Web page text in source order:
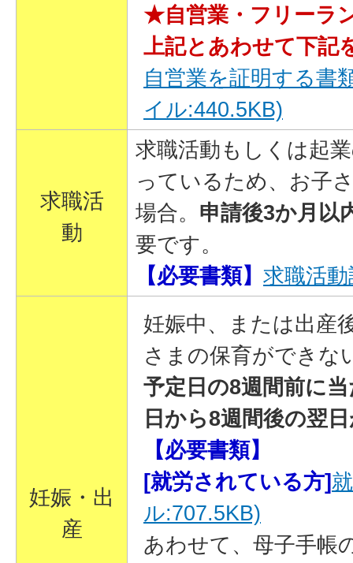
★自営業・フリーラ
上記とあわせて下記
自営業を証明する書
イル:440.5KB)
求職活
動
求職活動もしくは起
っているため、お子
場合。 申請後3か月以
要です。
【必要書類】 求職活
妊娠・出
産
妊娠中、または出産
さまの保育ができな
予定日の8週間前に
日から8週間後の翌
【必要書類】
[就労されている方]
ル:707.5KB)
あわせて、母子手帳